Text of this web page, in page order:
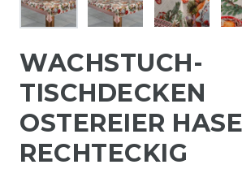
WACHSTUCH-
TISCHDECKEN
OSTEREIER
RECHTECKIG